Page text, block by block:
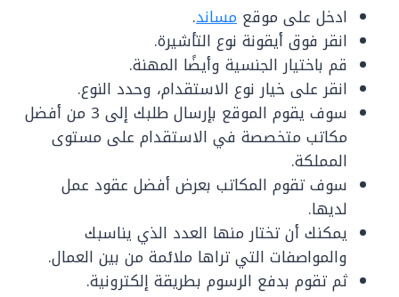
ادخل على موقع مساند.
انقر فوق أيقونة نوع التأشيرة.
قم باختيار الجنسية وأيضًا المهنة.
انقر على خيار نوع الاستقدام، وحدد النوع.
سوف يقوم الموقع بإرسال طلبك إلى 3 من أفضل
مكاتب متخصصة في الاستقدام على مستوى
المملكة.
سوف تقوم المكاتب بعرض أفضل عقود عمل
لديها.
يمكنك أن تختار منها العدد الذي يناسبك
والمواصفات التي تراها ملائمة من بين العمال.
ثم تقوم بدفع الرسوم بطريقة إلكترونية.